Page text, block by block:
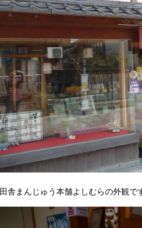
田舎まんじゅう本舗よしむらの外観で